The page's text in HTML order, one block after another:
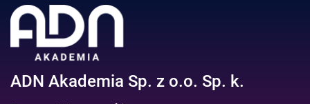
Efektywność osobista//Wellbeing
ADN Akademia Sp. z o.o. Sp. k.